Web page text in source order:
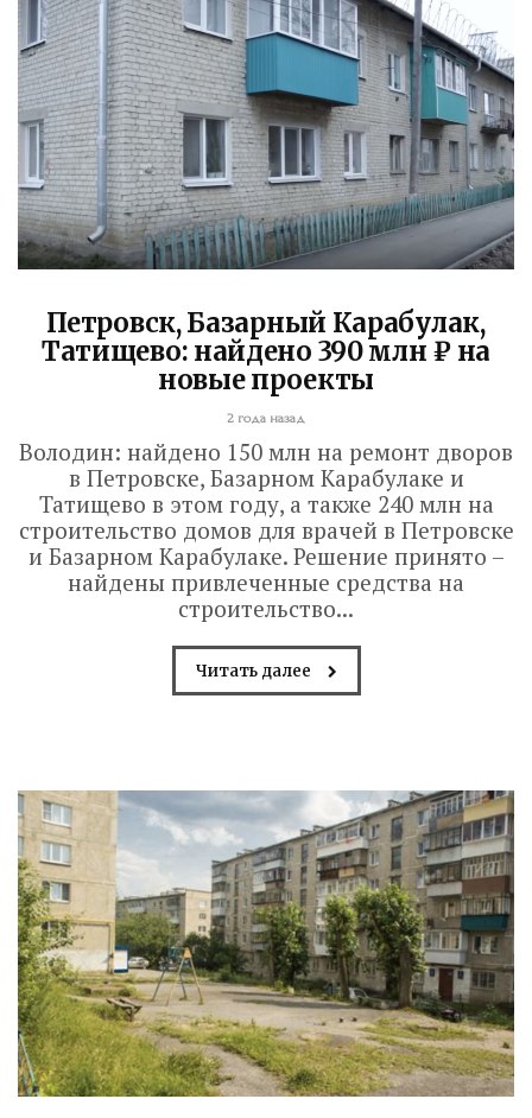
Петровск, Базарный Карабулак,
Татищево: найдено 390 млн ₽ на
новые проекты
2 года назад
Володин: найдено 150 млн на ремонт дворов
в Петровске, Базарном Карабулаке и
Татищево в этом году, а также 240 млн на
строительство домов для врачей в Петровске
и Базарном Карабулаке. Решение принято –
найдены привлеченные средства на
строительство...
Читать далее